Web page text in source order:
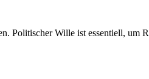
Politischer Wille ist essentiell, um